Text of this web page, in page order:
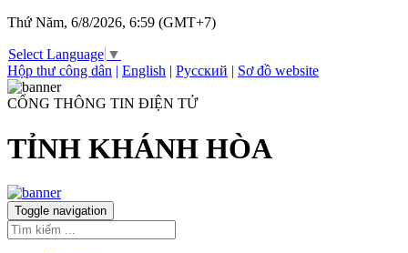
Thứ Năm, 6/8/2026, 6:59 (GMT+7)
Select Language ▼
Hộp thư công dân | English | Русский | Sơ đồ website
CỔNG THÔNG TIN ĐIỆN TỬ
TỈNH KHÁNH HÒA
Toggle navigation